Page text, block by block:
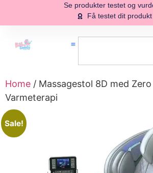
Se produkter testet og
Få testet dit produkt
Home / Massagestol 8D med
Varmeterapi
Sale!